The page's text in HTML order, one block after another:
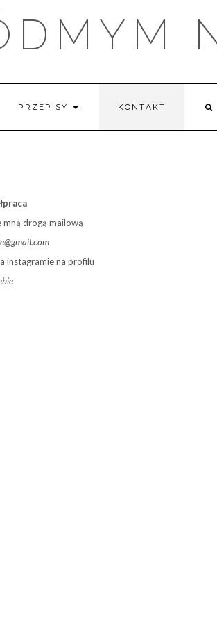
PRZEPISY KONTAKT
drogą mailową
instagramie na profilu